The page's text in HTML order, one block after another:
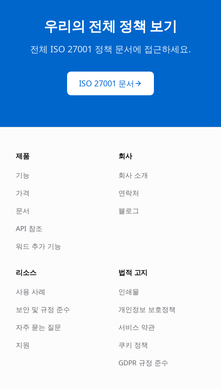
우리의 전체 정책 보기
전체 ISO 27001 정책 문서에 접근하세요.
ISO 27001 문서
제품
기능
가격
문서
API 참조
워드 추가 기능
회사
회사 소개
연락처
블로그
리소스
사용 사례
보안 및 규정 준수
자주 묻는 질문
지원
법적 고지
인쇄물
개인정보 보호정책
서비스 약관
쿠키 정책
GDPR 규정 준수